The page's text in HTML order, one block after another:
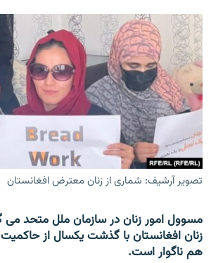
صفحه
جستجو
ورزش
بحران مهاجرت
'کووید-۱۹'
تماس
صفحه پشتو
Azadi English
تصویر آرشیف: شماری از زنان معترض افغانستان
مسوول امور زنان در سازمان ملل متحد
زنان افغانستان با گذشت یکسال از
هم ناگوار است.